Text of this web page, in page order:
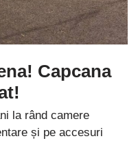
Capcana
la rând camere
și pe accesuri